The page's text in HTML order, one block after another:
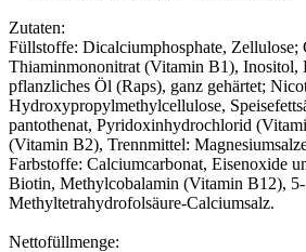
Zutaten:
Füllstoffe: Dicalciumphosphate, Zellulose;
Thiaminmononitrat (Vitamin B1), Inositol,
pflanzliches Öl (Raps), ganz gehärtet;
Hydroxypropylmethylcellulose,
pantothenat, Pyridoxinhydrochlorid
(Vitamin B2), Trennmittel:
Farbstoffe: Calciumcarbonat, Eisenoxide
Biotin, Methylcobalamin (Vitamin B12), 5-
Methyltetrahydrofolsäure-Calciumsalz.
Nettofüllmenge: